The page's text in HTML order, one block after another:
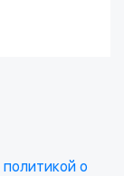
политикой о